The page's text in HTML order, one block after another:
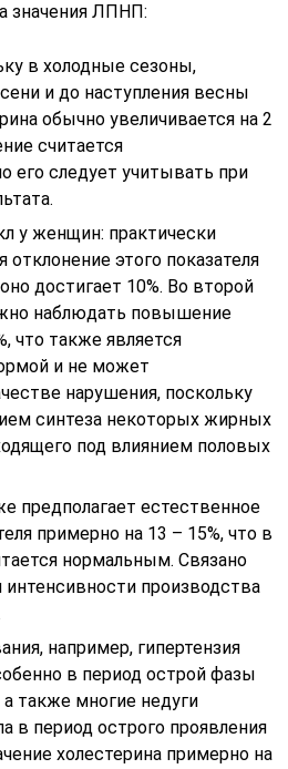
значения ЛПНП:
в холодные сезоны,
и до наступления весны
обычно увеличивается на 2
считается
его следует учитывать при
у женщин: практически
отклонение этого показателя
достигает 10%. Во второй
наблюдать повышение
что также является
и не может
нарушения, поскольку
синтеза некоторых жирных
под влиянием половых
предполагает естественное
примерно на 13 – 15%, что в
нормальным. Связано
интенсивности производства
например, гипертензия
в период острой фазы
а также многие недуги
в период острого проявления
холестерина примерно на